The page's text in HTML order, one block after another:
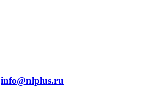
info@nlplus.ru